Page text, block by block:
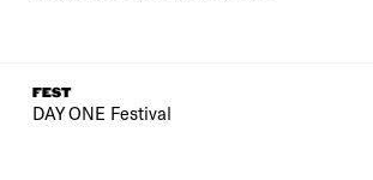
FEST
DAY ONE Festival